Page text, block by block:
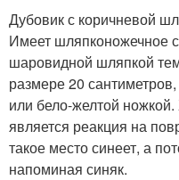
Дубовик с коричневой
Имеет шляпконожечное
шаровидной шляпкой
размере 20
или бело-желтой
является реакция на
такое место синеет, а
напоминая синяк.